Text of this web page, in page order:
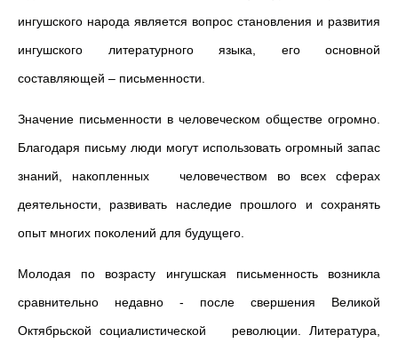
ингушского народа является вопрос становления и развития
ингуш­ского литературного языка, его основной
составляющей – письменности.
Значение письменности в человеческом обществе огромно.
Благодаря письму люди могут использовать огромный запас
знаний, накопленных человечеством во всех сферах
деятельности, развивать наследие прошлого и сохранять
опыт многих поколений для будущего.
Молодая по возрасту ингушская письменность возникла
сравни­тельно недавно - после свершения Великой
Октябрьской социалистической революции. Литература,